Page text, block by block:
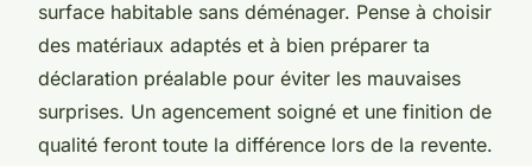
surface habitable sans déménager. Pense à choisir
des matériaux adaptés et à bien préparer ta
déclaration préalable pour éviter les mauvaises
surprises. Un agencement soigné et une finition de
qualité feront toute la différence lors de la revente.